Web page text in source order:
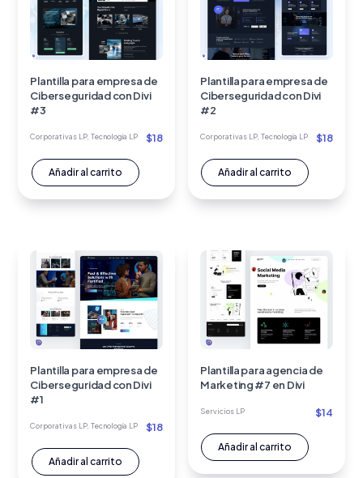
Plantilla para empresa de
Ciberseguridad con Divi
#3
Corporativas LP,Tecnología LP $18
Añadir al carrito
Plantilla para empresa de
Ciberseguridad con Divi
#2
Corporativas LP,Tecnología LP $18
Añadir al carrito
Plantilla para empresa de
Ciberseguridad con Divi
#1
Corporativas LP,Tecnología LP $18
Añadir al carrito
Plantilla para agencia de
Marketing #7 en Divi
Servicios LP $14
Añadir al carrito